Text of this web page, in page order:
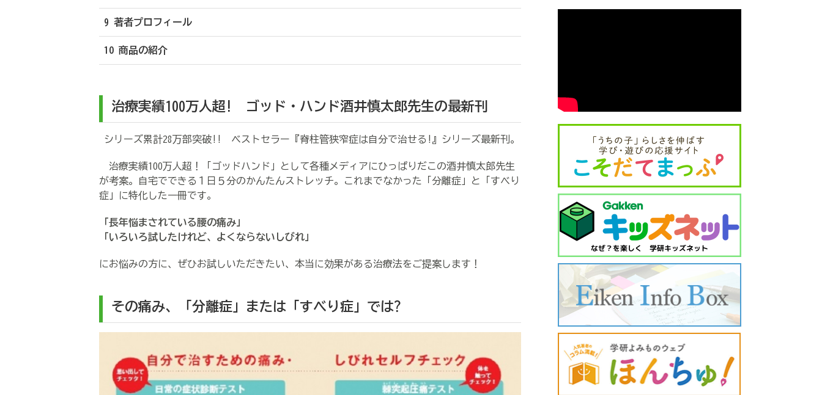
9 著者プロフィール
10 商品の紹介
治療実績100万人超! ゴッド・ハンド酒井慎太郎先生の最新刊
シリーズ累計28万部突破!! ベストセラー『脊柱管狭窄症は自分で治せる!』シリーズ最新刊。
治療実績100万人超！「ゴッドハンド」として各種メディアにひっぱりだこの酒井慎太郎先生
が考案。自宅でできる１日５分のかんたんストレッチ。これまでなかった「分離症」と「すべり
症」に特化した一冊です。
「長年悩まされている腰の痛み」
「いろいろ試したけれど、よくならないしびれ」
にお悩みの方に、ぜひお試しいただきたい、本当に効果がある治療法をご提案します！
その痛み、「分離症」または「すべり症」では?